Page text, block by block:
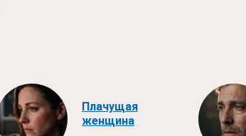
Плачущая
женщина